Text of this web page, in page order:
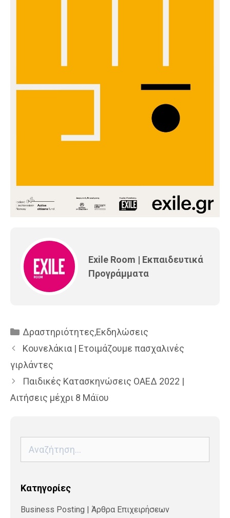
Exile Room | Εκπαιδευτικά
Προγράμματα
Κατηγορίες
Δραστηριότητες,Εκδηλώσεις
Κουνελάκια | Ετοιμάζουμε πασχαλινές
γιρλάντες
Παιδικές Κατασκηνώσεις ΟΑΕΔ 2022 |
Αιτήσεις μέχρι 8 Μάϊου
για:
Kατηγορίες
Business Posting | Άρθρα Επιχειρήσεων